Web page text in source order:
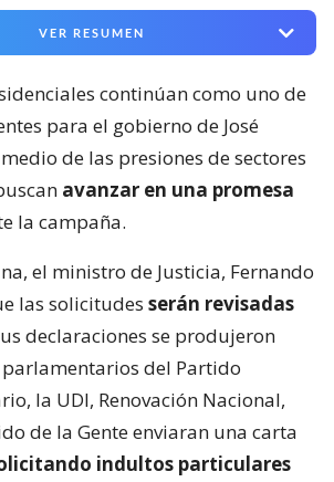
VER RESUMEN
continúan como uno de
para el gobierno de José
de las presiones de sectores
avanzar en una promesa
la campaña.
el ministro de Justicia, Fernando
las solicitudes serán revisadas
declaraciones se produjeron
del Partido
la UDI, Renovación Nacional,
de la Gente enviaran una carta
indultos particulares